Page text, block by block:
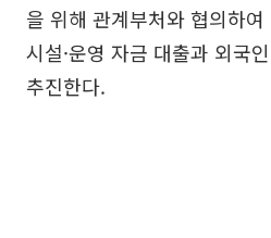
을 위해 관계부처와 협의하
시설·운영 자금 대출과 외국
추진한다.